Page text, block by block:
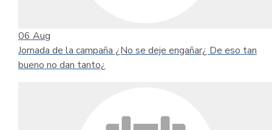
06 Aug
Jornada de la campaña ¿No se deje engañar¿ De eso tan
bueno no dan tanto¿